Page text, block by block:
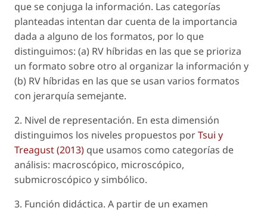
que se conjuga la información. Las categorías
planteadas intentan dar cuenta de la importancia
dada a alguno de los formatos, por lo que
distinguimos: (a) RV híbridas en las que se prioriza
un formato sobre otro al organizar la información y
(b) RV híbridas en las que se usan varios formatos
con jerarquía semejante.
2. Nivel de representación. En esta dimensión
distinguimos los niveles propuestos porTsui y
Treagust (2013) que usamos como categorías de
análisis: macroscópico, microscópico,
submicroscópico y simbólico.
3. Función didáctica. A partir de un examen